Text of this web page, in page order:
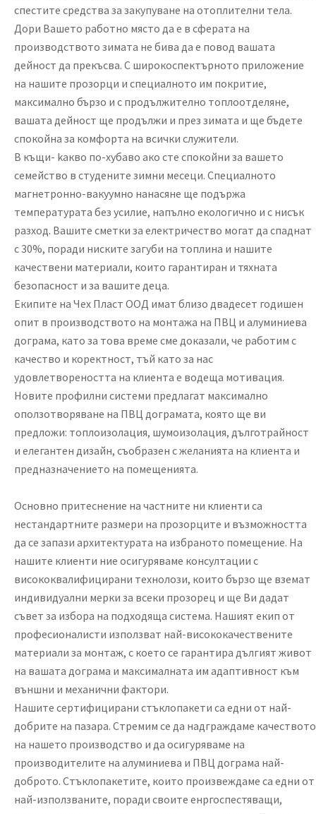
спестите средства за закупуване на отоплителни тела.
Дори Вашето работно място да е в сферата на
производството зимата не бива да е повод вашата
дейност да прекъсва. С широкоспектърното приложение
на нашите прозорци и специалното им покритие,
максимално бързо и с продължително топлоотделяне,
вашата дейност ще продължи и през зимата и ще бъдете
спокойна за комфорта на всички служители.
В къщи- kакво по-хубаво ако сте спокойни за вашето
семейство в студените зимни месеци. Специалното
магнетронно-вакуумно нанасяне ще подържа
температурата без усилие, напълно екологично и с нисък
разход. Вашите сметки за електричество могат да спаднат
с 30%, поради ниските загуби на топлина и нашите
качествени материали, които гарантиран и тяхната
безопасност и за вашите деца.
Екипите на Чех Пласт ООД имат близо двадесет годишен
опит в производството на монтажа на ПВЦ и алуминиева
дограма, като за това време сме доказали, че работим с
качество и коректност, тъй като за нас
удовлетвореността на клиента е водеща мотивация.
Новите профилни системи предлагат максимално
оползотворяване на ПВЦ дограмата, която ще ви
предложи: топлоизолация, шумоизолация, дълготрайност
и елегантен дизайн, съобразен с желанията на клиента и
предназначението на помещенията.
Основно притеснение на частните ни клиенти са
нестандартните размери на прозорците и възможността
да се запази архитектурата на избраното помещение. На
нашите клиенти ние осигуряваме консултации с
висококвалифицирани технолози, които бързо ще вземат
индивидуални мерки за всеки прозорец и ще Ви дадат
съвет за избора на подходяща система. Нашият екип от
професионалисти използват най-висококачествените
материали за монтаж, с което се гарантира дългият живот
на вашата дограма и максималната им адаптивност към
външни и механични фактори.
Нашите сертифицирани стъклопакети са едни от най-
добрите на пазара. Стремим се да надграждаме качеството
на нашето производство и да осигуряваме на
производителите на алуминиева и ПВЦ дограма най-
доброто. Стъклопакетите, които произвеждаме са едни от
най-използваните, поради своите енргоспестяващи,